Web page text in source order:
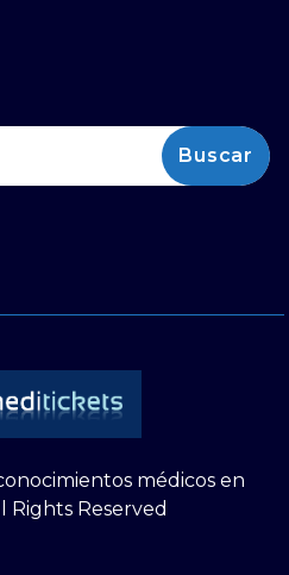
médicos en
Rights Reserved